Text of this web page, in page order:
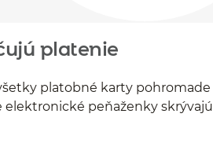
platenie
platobné karty
peňaženky